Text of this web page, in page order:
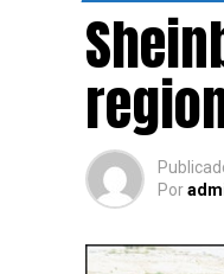
Por